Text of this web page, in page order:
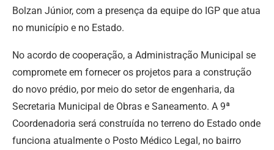
Bolzan Júnior, com a presença da equipe do IGP que atua
no município e no Estado.
No acordo de cooperação, a Administração Municipal se
compromete em fornecer os projetos para a construção
do novo prédio, por meio do setor de engenharia, da
Secretaria Municipal de Obras e Saneamento. A 9ª
Coordenadoria será construída no terreno do Estado onde
funciona atualmente o Posto Médico Legal, no bairro